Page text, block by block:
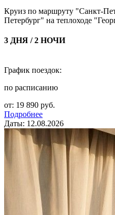
Круиз по маршруту "Санкт-
Петербург" на теплоходе
3 ДНЯ / 2 НОЧИ
График поездок:
по расписанию
от: 19 890 руб.
Подробнее
Даты: 12.08.2026